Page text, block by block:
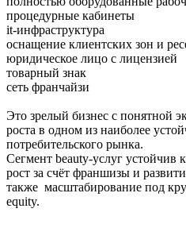
процедурные кабинеты
it-инфраструктура
оснащение клиентских зон и
юридическое лицо с лицензией
товарный знак
сеть франчайзи
Это зрелый бизнес с понятной
роста в одном из наиболее
потребительского рынка.
Сегмент beauty-услуг устойчив
рост за счёт франшизы и
также масштабирование под
equity.